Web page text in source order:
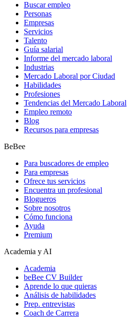
Buscar empleo
Personas
Empresas
Servicios
Talento
Guía salarial
Informe del mercado laboral
Industrias
Mercado Laboral por Ciudad
Habilidades
Profesiones
Tendencias del Mercado Laboral
Empleo remoto
Blog
Recursos para empresas
BeBee
Para buscadores de empleo
Para empresas
Ofrece tus servicios
Encuentra un profesional
Blogueros
Sobre nosotros
Cómo funciona
Ayuda
Premium
Academia y AI
Academia
beBee CV Builder
Aprende lo que quieras
Análisis de habilidades
Prep. entrevistas
Coach de Carrera